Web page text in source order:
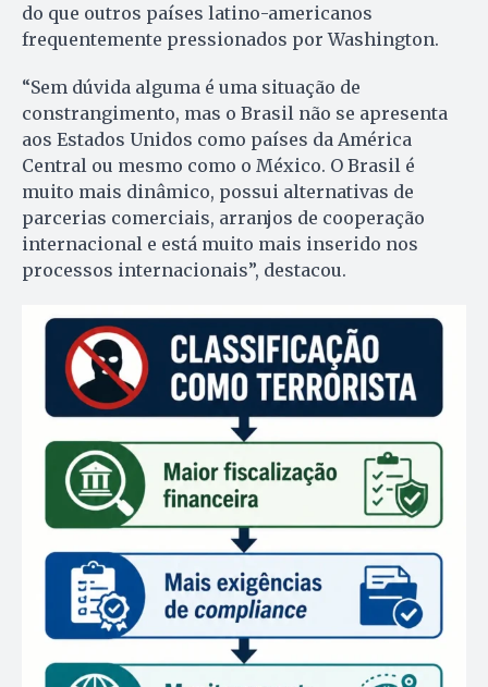
do que outros países latino-americanos
frequentemente pressionados por Washington.
“Sem dúvida alguma é uma situação de
constrangimento, mas o Brasil não se apresenta
aos Estados Unidos como países da América
Central ou mesmo como o México. O Brasil é
muito mais dinâmico, possui alternativas de
parcerias comerciais, arranjos de cooperação
internacional e está muito mais inserido nos
processos internacionais”, destacou.